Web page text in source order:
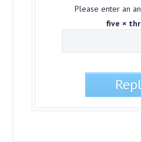
Please enter an
five ×